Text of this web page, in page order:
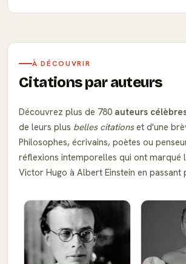
À DÉCOUVRIR
Citations par auteurs
Découvrez plus de 780 auteurs
de leurs plus belles citationset d'une
Philosophes, écrivains, poètes ou
réflexions intemporelles qui ont marqué
Victor Hugo à Albert Einstein en passant